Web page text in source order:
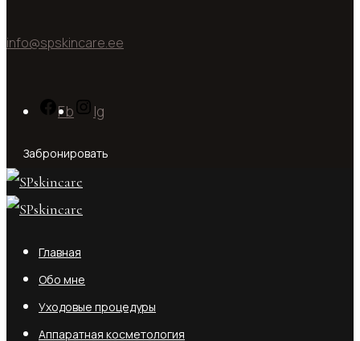
info@spskincare.ee
Fb Ig
Забронировать
Главная
Обо мне
Уходовые процедуры
Аппаратная косметология